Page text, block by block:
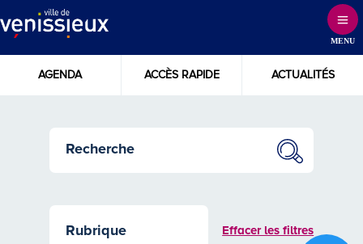
to
MENU
AGENDA ACCÈS RAPIDE ACTUALITÉS
Effacer les filtres